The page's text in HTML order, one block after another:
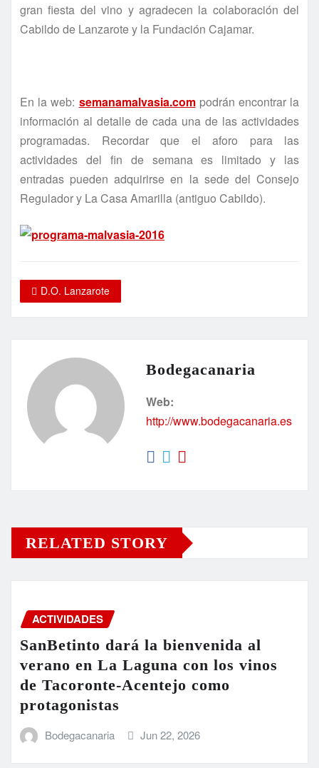
gran fiesta del vino y agradecen la colaboración del
Cabildo de Lanzarote y la Fundación Cajamar.
En la web: semanamalvasia.compodrán encontrar la
información al detalle de cada una de las actividades
programadas. Recordar que el aforo para las
actividades del fin de semana es limitado y las
entradas pueden adquirirse en la sede del Consejo
Regulador y La Casa Amarilla (antiguo Cabildo).
D.O. Lanzarote
Bodegacanaria
Web:
http://www.bodegacanaria.es
RELATED STORY
ACTIVIDADES
SanBetinto dará la bienvenida al
verano en La Laguna con los vinos
de Tacoronte-Acentejo como
protagonistas
Bodegacanaria Jun 22, 2026